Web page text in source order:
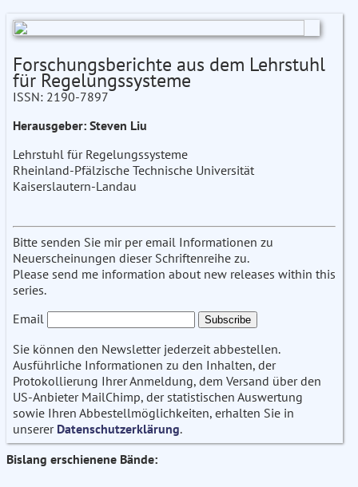
Forschungsberichte aus dem Lehrstuhl
für Regelungssysteme
ISSN: 2190-7897
Herausgeber: Steven Liu
Lehrstuhl für Regelungssysteme
Rheinland-Pfälzische Technische Universität
Kaiserslautern-Landau
Bitte senden Sie mir per email Informationen zu
Neuerscheinungen dieser Schriftenreihe zu.
Please send me information about new releases within this
series.
Email
Sie können den Newsletter jederzeit abbestellen.
Ausführliche Informationen zu den Inhalten, der
Protokollierung Ihrer Anmeldung, dem Versand über den
US-Anbieter MailChimp, der statistischen Auswertung
sowie Ihren Abbestellmöglichkeiten, erhalten Sie in
unserer Datenschutzerklärung.
Bislang erschienene Bände: